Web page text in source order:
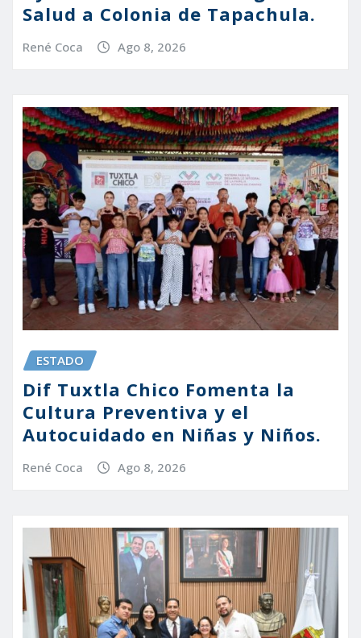
Salud a Colonia de Tapachula.
René Coca Ago 8, 2026
ESTADO
Dif Tuxtla Chico Fomenta la
Cultura Preventiva y el
Autocuidado en Niñas y Niños.
René Coca Ago 8, 2026